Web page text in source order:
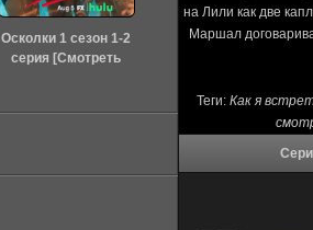
на Лили как две
Маршал
Теги: Как я
Осколки 1 сезон 1-2
серия [Смотреть